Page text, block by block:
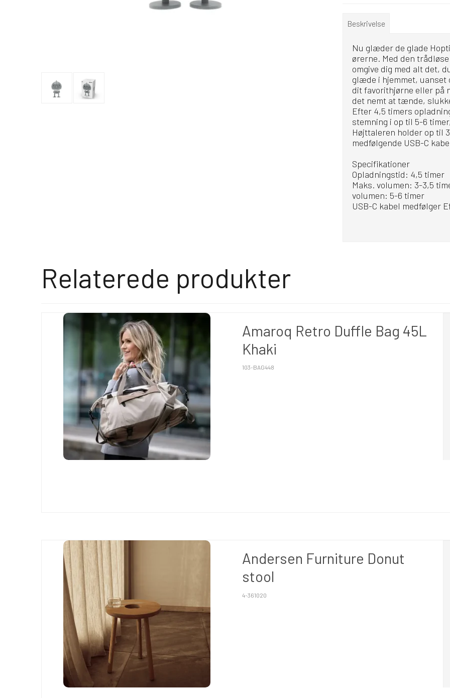
Beskrivelse
Nu glæder de glade
ørerne. Med den
omgive dig med alt det,
glæde i hjemmet, uanset
dit favorithjørne eller på
det nemt at tænde,
Efter 4,5 timers
stemning i op til 5-6
Højttaleren holder op til
medfølgende USB-C
Specifikationer
Opladningstid: 4,5 timer
Maks. volumen: 3-3,5
volumen: 5-6 timer
USB-C kabel medfølger
Relaterede produkter
Amaroq Retro Duffle Bag 45L
Khaki
103-BAG448
Andersen Furniture Donut
stool
4-361020